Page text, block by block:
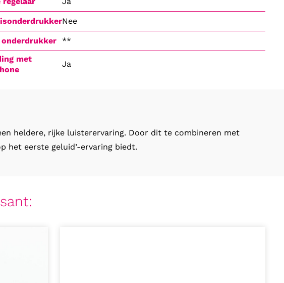
Nee
onderdrukker
**
met
Ja
heldere, rijke luisterervaring. Door dit te combineren met
het eerste geluid’-ervaring biedt.